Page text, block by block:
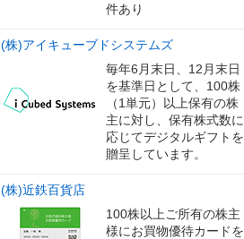
件あり
(株)アイキューブドシステムズ
毎年6月末日、12月末日
を基準日として、100株
（1単元）以上保有の株
主に対し、保有株式数に
応じてデジタルギフトを
贈呈しています。
(株)近鉄百貨店
100株以上ご所有の株主
様にお買物優待カードを